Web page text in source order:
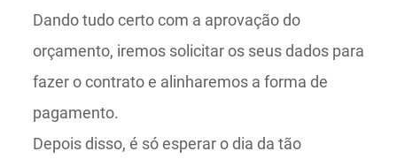
Dando tudo certo com a aprovação do
orçamento, iremos solicitar os seus dados para
fazer o contrato e alinharemos a forma de
pagamento.
Depois disso, é só esperar o dia da tão